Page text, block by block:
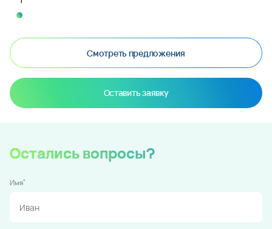
Смотреть предложения
Оставить заявку
Остались вопросы?
Имя*